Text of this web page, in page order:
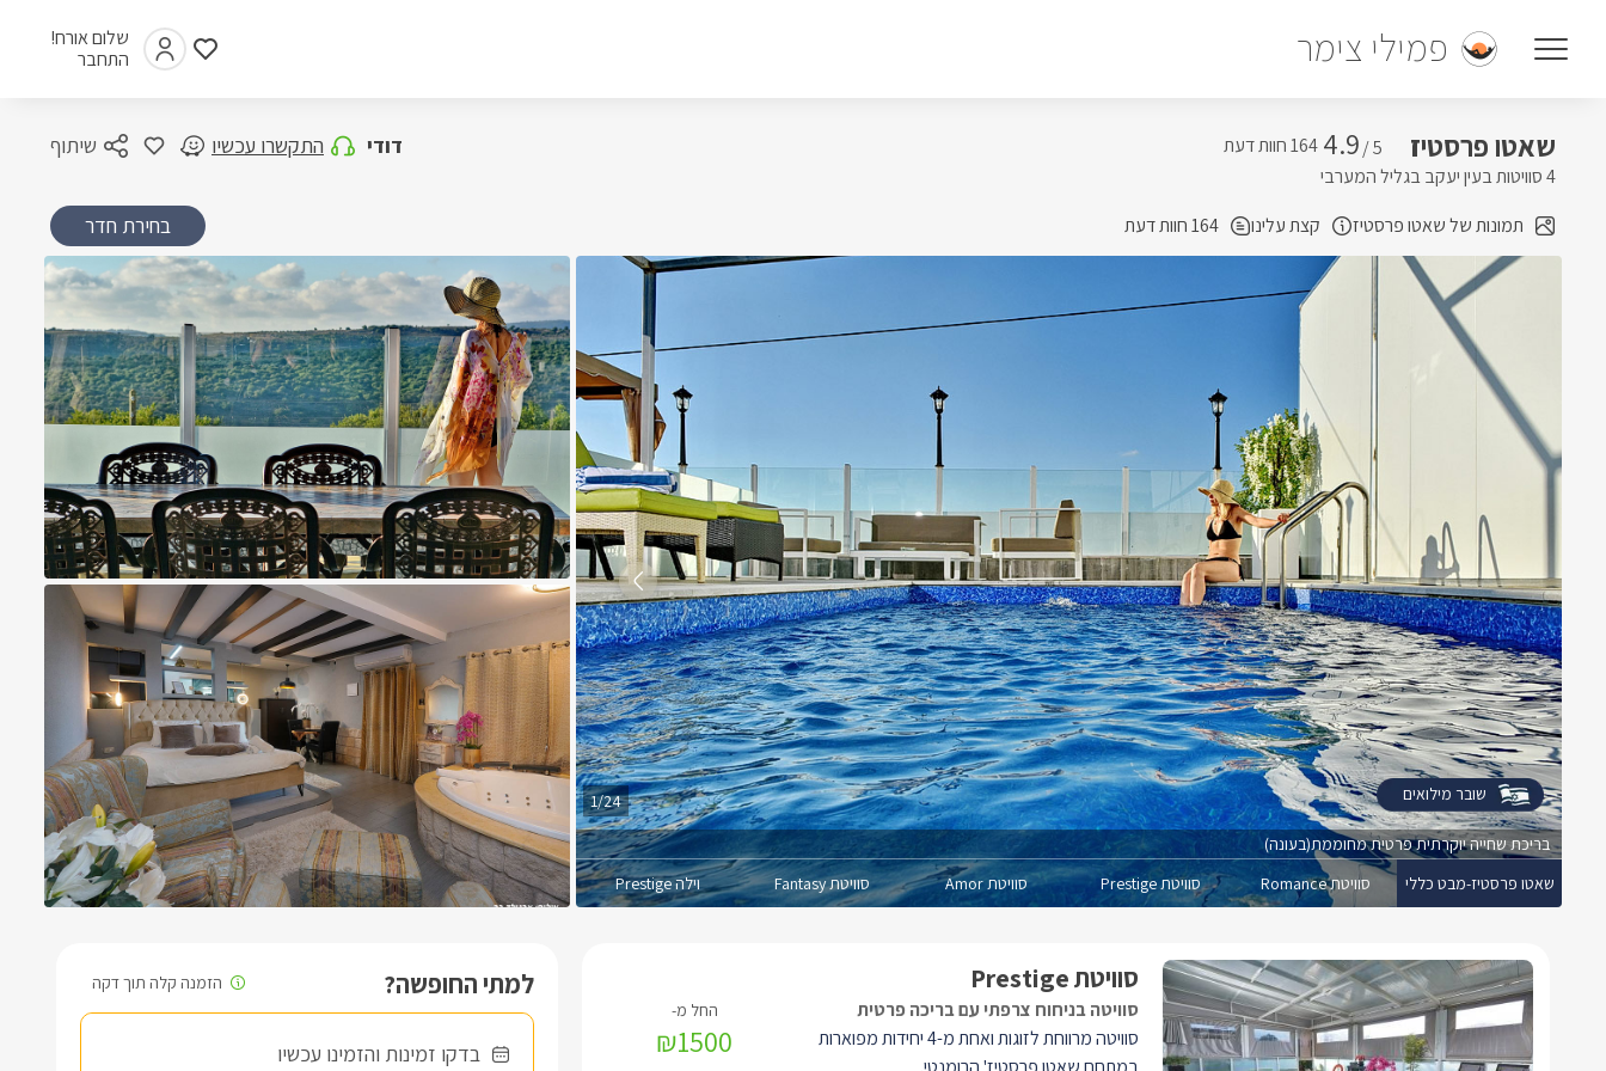
פמילי צימר
שלום אורח!
התחבר
שאטו פרסטיז 5 /
4.9
4 סוויטות בעין יעקב בגליל המערבי
תמונות של שאטו פרסטיז
קצת עלינו 164 חוות דעת
שיתוף דודי התקשרו עכשיו
בחירת חדר
בריכת שחייה יוקרתית פרטית מחוממת(בעונה)
1/24
שאטו פרסטיז-מבט כללי סוויטת Romance סוויטת Prestige סוויטת Amor סוויטת Fantasy וילה Prestige
שובר מילואים
למתי החופשה?
בדקו זמינות והזמינו עכשיו
סוויטת Prestige
סוויטה בניחוח צרפתי עם בריכה פרטית
סוויטה מרווחת לזוגות ואחת מ-4 יחידות מפוארות
₪1500